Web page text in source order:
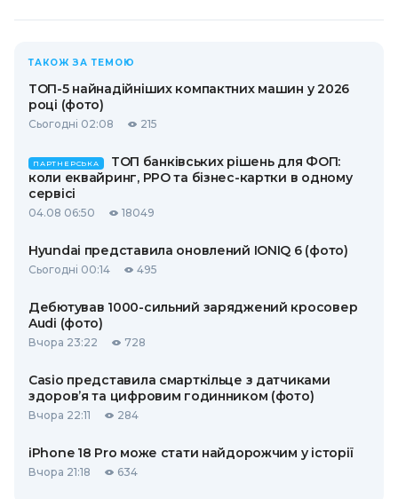
ТАКОЖ ЗА ТЕМОЮ
ТОП-5 найнадійніших компактних машин у 2026
році (фото)
Сьогодні 02:08 215
ПАРТНЕРСЬКА
ТОП банківських рішень для ФОП:
коли еквайринг, РРО та бізнес-картки в одному
сервісі
04.08 06:50 18049
Hyundai представила оновлений IONIQ 6 (фото)
Сьогодні 00:14 495
Дебютував 1000-сильний заряджений кросовер
Audi (фото)
Вчора 23:22 728
Casio представила смарткільце з датчиками
здоров’я та цифровим годинником (фото)
Вчора 22:11 284
iPhone 18 Pro може стати найдорожчим у історії
Вчора 21:18 634